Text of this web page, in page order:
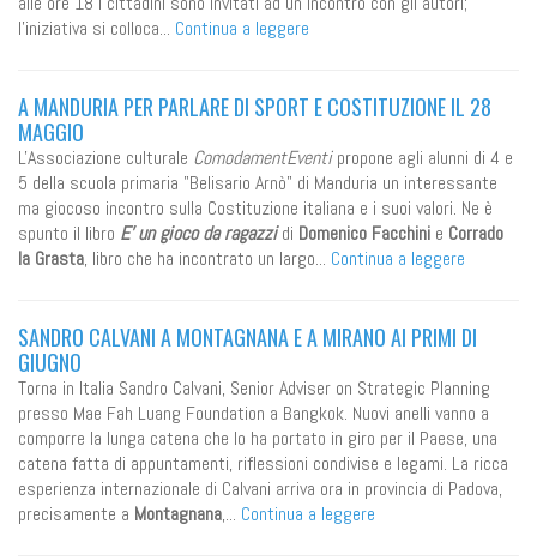
l'iniziativa si colloca... Continua a leggere
A MANDURIA PER PARLARE DI SPORT E COSTITUZIONE IL 28
MAGGIO
L'Associazione culturale ComodamentEventipropone agli alunni di 4 e
5 della scuola primaria "Belisario Arnò" di Manduria un interessante
ma giocoso incontro sulla Costituzione italiana e i suoi valori. Ne è
spunto il libro E' un gioco da ragazzidi Domenico Facchini e Corrado
la Grasta, libro che ha incontrato un largo... Continua a leggere
SANDRO CALVANI A MONTAGNANA E A MIRANO AI PRIMI DI
GIUGNO
Torna in Italia Sandro Calvani, Senior Adviser on Strategic Planning
presso Mae Fah Luang Foundation a Bangkok. Nuovi anelli vanno a
comporre la lunga catena che lo ha portato in giro per il Paese, una
catena fatta di appuntamenti, riflessioni condivise e legami. La ricca
esperienza internazionale di Calvani arriva ora in provincia di Padova,
precisamente a Montagnana,... Continua a leggere